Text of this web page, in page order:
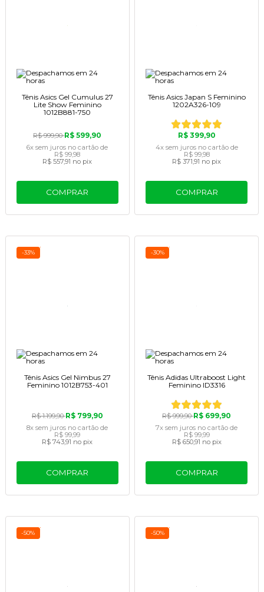
Tênis Asics Gel Cumulus 27
Lite Show Feminino
1012B881-750
R$ 999,90R$ 599,90
6x sem juros no cartão de
R$ 99,98
R$ 557,91 no pix
COMPRAR
Tênis Asics Japan S Feminino
1202A326-109
R$ 399,90
4x sem juros no cartãode
R$ 99,98
R$ 371,91 no pix
COMPRAR
-33%
Tênis Asics Gel Nimbus 27
Feminino 1012B753-401
R$ 1.199,90R$ 799,90
8x sem juros no cartão de
R$ 99,99
R$ 743,91 no pix
COMPRAR
-30%
Tênis Adidas Ultraboost Light
Feminino ID3316
R$ 999,90R$ 699,90
7x sem juros no cartão de
R$ 99,99
R$ 650,91 no pix
COMPRAR
-50% -50%